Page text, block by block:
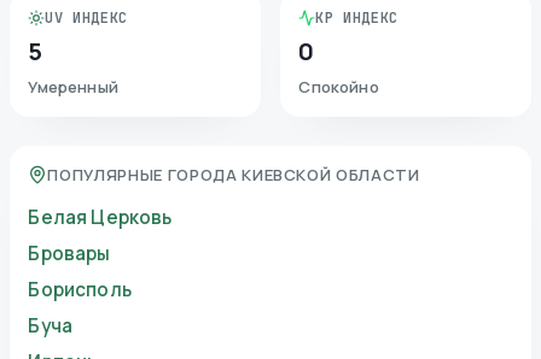
UV ИНДЕКС
5
Умеренный
KP ИНДЕКС
0
Спокойно
ПОПУЛЯРНЫЕ ГОРОДА КИЕВСКОЙ ОБЛАСТИ
Белая Церковь
Бровары
Борисполь
Буча